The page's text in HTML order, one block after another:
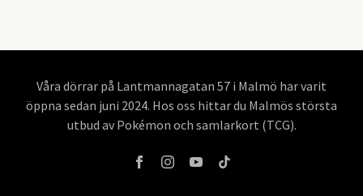
Våra dörrar på Lantmannagatan 57 i Malmö har varit
öppna sedan juni 2024. Hos oss hittar du Malmös största
utbud av Pokémon och samlarkort (TCG).